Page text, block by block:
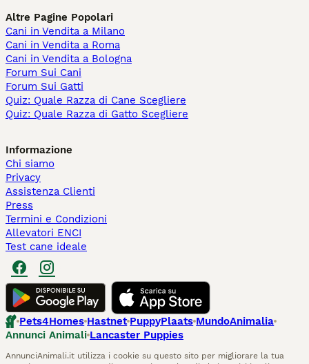
Altre Pagine Popolari
Cani in Vendita a Milano
Cani in Vendita a Roma
Cani in Vendita a Bologna
Forum Sui Cani
Forum Sui Gatti
Quiz: Quale Razza di Cane Scegliere
Quiz: Quale Razza di Gatto Scegliere
Informazione
Chi siamo
Privacy
Assistenza Clienti
Press
Termini e Condizioni
Allevatori ENCI
Test cane ideale
Pets4Homes Hastnet PuppyPlaats MundoAnimalia
Annunci Animali Lancaster Puppies
AnnunciAnimali.it utilizza i cookie su questo sito per migliorare la tua